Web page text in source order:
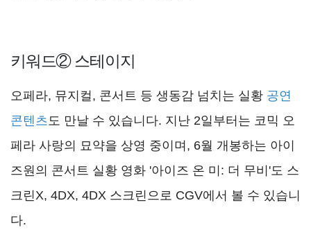
키워드② 스테이지
오페라, 뮤지컬, 콘서트 등 생동감 넘치는 실황 공연
콘텐츠도 만날 수 있습니다. 지난 2일부터는 코믹 오
페라 사랑의 묘약을 상영 중이며, 6월 개봉하는 아이
즈원의 콘서트 실황 영화 '아이즈 온 미: 더 무비'도 스
크린X, 4DX, 4DX 스크린으로 CGV에서 볼 수 있습니
다.